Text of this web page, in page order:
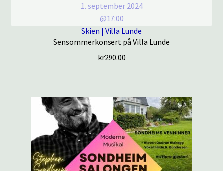
1. september 2024
@17:00
Skien | Villa Lunde
Sensommerkonsert på Villa Lunde
kr290.00